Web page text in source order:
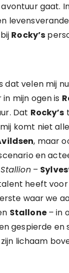
gaat.
Rocky’s
dat velen mij
mijn ogen is
Dat Rocky’s
komt niet
, maar
en
–
heeft voor
waar we
Stallone– in
gespierde en
lichaam